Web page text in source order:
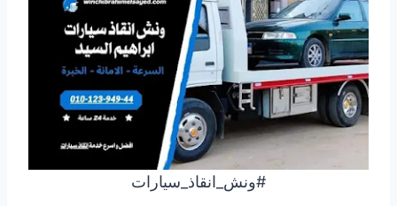
#ونش_انقاذ_سيارات